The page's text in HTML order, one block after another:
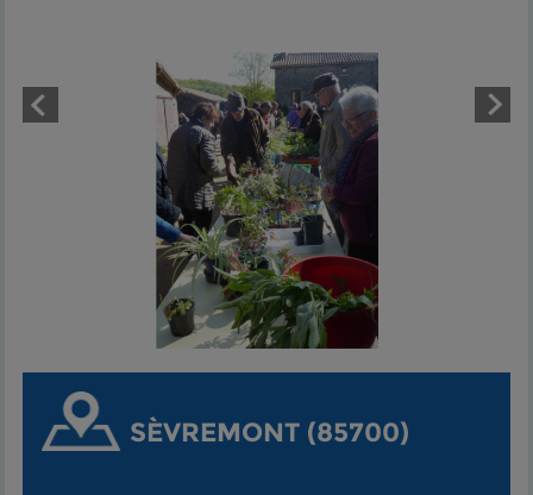
SÈVREMONT (85700)